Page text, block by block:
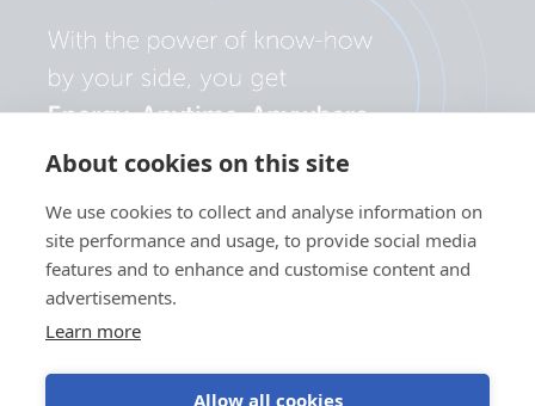
About cookies on this site
We use cookies to collect and analyse information on
site performance and usage, to provide social media
features and to enhance and customise content and
advertisements.
Learn more
Allow all cookies